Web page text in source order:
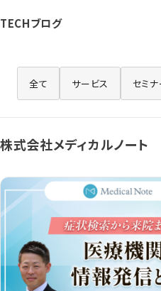
TECHブログ
全て サービス セミ
株式会社メディカルノート